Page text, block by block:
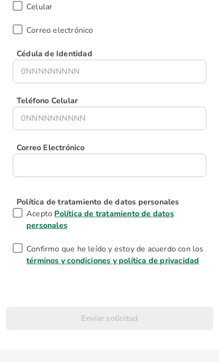
Celular
Correo electrónico
Cédula de Identidad
Teléfono Celular
Correo Electrónico
Política de tratamiento de datos personales
Acepto Política de tratamiento de datos
personales
Confirmo que he leído y estoy de acuerdo con los
términos y condiciones y política de privacidad